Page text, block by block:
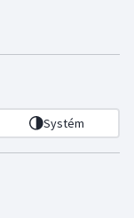
Systém